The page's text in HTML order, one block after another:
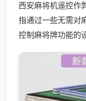
西安麻将机遥控作
指通过一些无需对
控制麻将牌功能的